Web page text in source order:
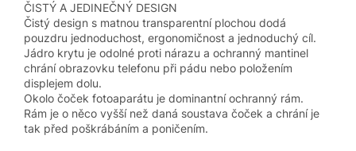
ČISTÝ A JEDINEČNÝ DESIGN
Čistý design s matnou transparentní plochou dodá
pouzdru jednoduchost, ergonomičnost a jednoduchý cíl.
Jádro krytu je odolné proti nárazu a ochranný mantinel
chrání obrazovku telefonu při pádu nebo položením
displejem dolu.
Okolo čoček fotoaparátu je dominantní ochranný rám.
Rám je o něco vyšší než daná soustava čoček a chrání je
tak před poškrábáním a poničením.